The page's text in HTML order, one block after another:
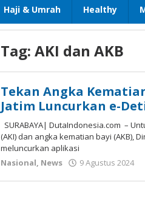
Haji & Umrah Healthy
Tag:AKI dan AKB
Tekan Angka
Jatim Luncurkan e-
SURABAYA| DutaIndonesia.com –
(AKI) dan angka kematian bayi (AKB),
meluncurkan aplikasi
Nasional, News 9 Agustus 2024